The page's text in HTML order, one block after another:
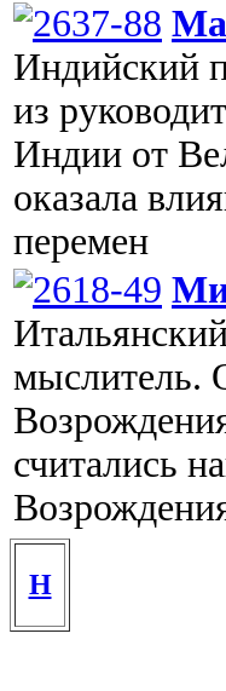
Индийский
из
Индии от
оказала
перемен
мыслитель.
считались
Н